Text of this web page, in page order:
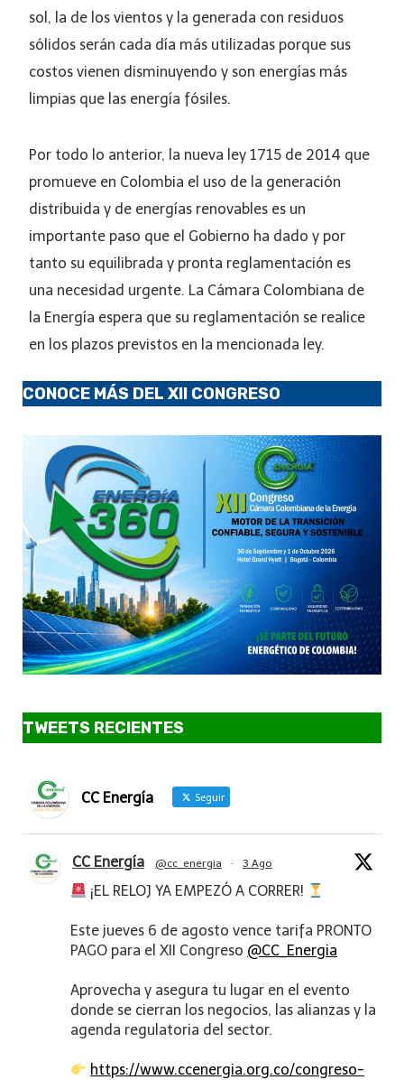
sol, la de los vientos y la generada con residuos
sólidos serán cada día más utilizadas porque sus
costos vienen disminuyendo y son energías más
limpias que las energía fósiles.
Por todo lo anterior, la nueva ley 1715 de 2014 que
promueve en Colombia el uso de la generación
distribuida y de energías renovables es un
importante paso que el Gobierno ha dado y por
tanto su equilibrada y pronta reglamentación es
una necesidad urgente. La Cámara Colombiana de
la Energía espera que su reglamentación se realice
en los plazos previstos en la mencionada ley.
CONOCE MÁS DEL XII CONGRESO
TWEETS RECIENTES
CC Energía Seguir
CC Energía @cc_energia · 3 Ago
¡EL RELOJ YA EMPEZÓ A CORRER!
Este jueves 6 de agosto vence tarifa PRONTO
PAGO para el XII Congreso @CC_Energia
Aprovecha y asegura tu lugar en el evento
donde se cierran los negocios, las alianzas y la
agenda regulatoria del sector.
https://www.ccenergia.org.co/congreso-